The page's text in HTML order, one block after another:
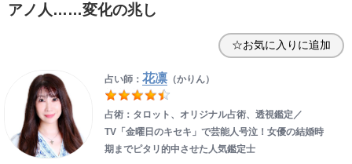
アノ人……変化の兆し
☆お気に入りに追加
占い師： 花凛（かりん）
占術：タロット、オリジナル占術、透視鑑定／
TV「金曜日のキセキ」で芸能人号泣！女優の結婚時
期までピタリ的中させた人気鑑定士